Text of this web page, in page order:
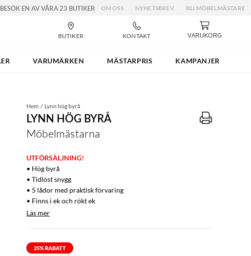
EN AV VÅRA 23 BUTIKER OM OSS NYHETSBREV BLI MÖBELMÄSTARE
BUTIKER KONTAKT VARUKORG
VARUMÄRKEN MÄSTARPRIS KAMPANJER
Hem Lynn hög byrå
LYNN HÖG BYRÅ
Möbelmästarna
UTFÖRSÄLJNING!
• Hög byrå
• Tidlöst snygg
• 5 lådor med praktisk förvaring
• Finns i ek och rökt ek
Läs mer
25% RABATT